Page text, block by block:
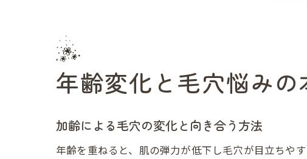
年齢変化と毛穴悩みの
加齢による毛穴の変化と向き合う方法
年齢を重ねると、肌の弾力が低下し毛穴が目立ちや